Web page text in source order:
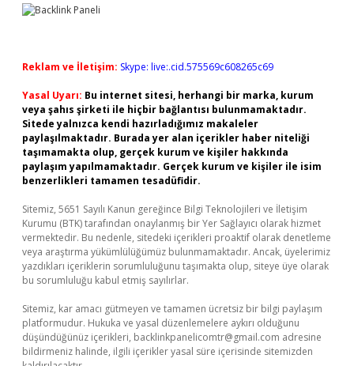
Reklam ve İletişim: Skype: live:.cid.575569c608265c69
Yasal Uyarı: Bu internet sitesi, herhangi bir marka, kurum
veya şahıs şirketi ile hiçbir bağlantısı bulunmamaktadır.
Sitede yalnızca kendi hazırladığımız makaleler
paylaşılmaktadır. Burada yer alan içerikler haber niteliği
taşımamakta olup, gerçek kurum ve kişiler hakkında
paylaşım yapılmamaktadır. Gerçek kurum ve kişiler ile isim
benzerlikleri tamamen tesadüfidir.
Sitemiz, 5651 Sayılı Kanun gereğince Bilgi Teknolojileri ve İletişim
Kurumu (BTK) tarafından onaylanmış bir Yer Sağlayıcı olarak hizmet
vermektedir. Bu nedenle, sitedeki içerikleri proaktif olarak denetleme
veya araştırma yükümlülüğümüz bulunmamaktadır. Ancak, üyelerimiz
yazdıkları içeriklerin sorumluluğunu taşımakta olup, siteye üye olarak
bu sorumluluğu kabul etmiş sayılırlar.
Sitemiz, kar amacı gütmeyen ve tamamen ücretsiz bir bilgi paylaşım
platformudur. Hukuka ve yasal düzenlemelere aykırı olduğunu
düşündüğünüz içerikleri, backlinkpanelicomtr@gmail.com adresine
bildirmeniz halinde, ilgili içerikler yasal süre içerisinde sitemizden